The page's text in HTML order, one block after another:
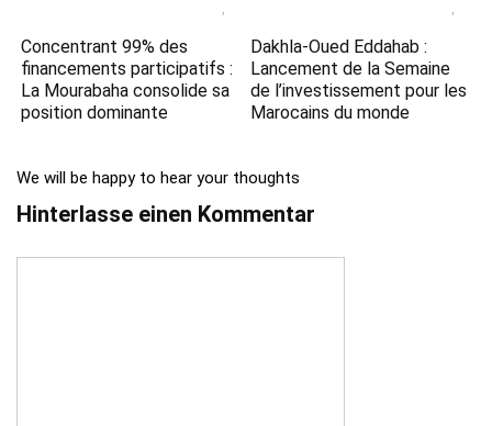
Concentrant 99% des
financements participatifs :
La Mourabaha consolide sa
position dominante
Dakhla-Oued Eddahab :
Lancement de la Semaine
de l’investissement pour les
Marocains du monde
We will be happy to hear your thoughts
Hinterlasse einen Kommentar